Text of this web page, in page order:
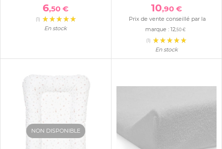
6,50 €
(1)
En stock
10,90 €
Prix de vente conseillé par la
marque : 12,50 €
(1)
En stock
NON DISPONIBLE